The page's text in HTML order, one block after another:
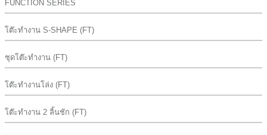
FUNCTION SERIES
โต๊ะทำงาน S-SHAPE (FT)
ชุดโต๊ะทำงาน (FT)
โต๊ะทำงานโล่ง (FT)
โต๊ะทำงาน 2 ลิ้นชัก (FT)